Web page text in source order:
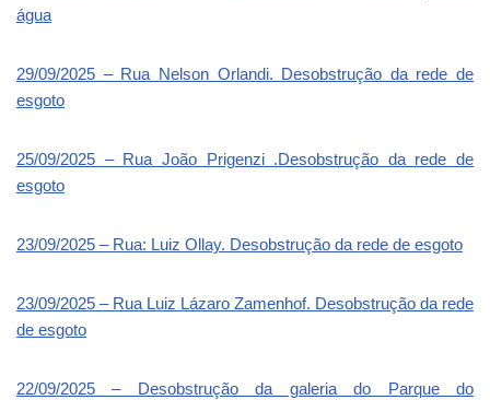
água
29/09/2025 – Rua Nelson Orlandi. Desobstrução da rede de
esgoto
25/09/2025 – Rua João Prigenzi .Desobstrução da rede de
esgoto
23/09/2025 – Rua: Luiz Ollay. Desobstrução da rede de esgoto
23/09/2025 – Rua Luiz Lázaro Zamenhof. Desobstrução da rede
de esgoto
22/09/2025 – Desobstrução da galeria do Parque do